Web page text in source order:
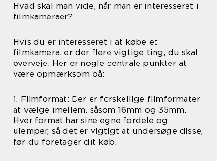
Hvad skal man vide, når man er interesseret i
filmkameraer?
Hvis du er interesseret i at købe et
filmkamera, er der flere vigtige ting, du skal
overveje. Her er nogle centrale punkter at
være opmærksom på:
1. Filmformat: Der er forskellige filmformater
at vælge imellem, såsom 16mm og 35mm.
Hver format har sine egne fordele og
ulemper, så det er vigtigt at undersøge disse,
før du foretager dit køb.